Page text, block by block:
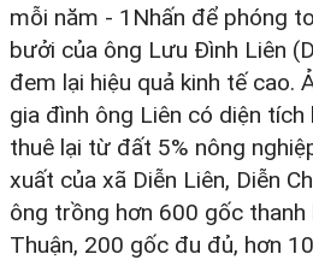
mỗi năm - 1Nhấn để phóng
bưởi của ông Lưu Đình Liên
đem lại hiệu quả kinh tế cao.
gia đình ông Liên có diện
thuê lại từ đất 5% nông
xuất của xã Diễn Liên, Diễn
ông trồng hơn 600 gốc
Thuận, 200 gốc đu đủ, hơn